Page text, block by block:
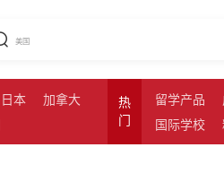
日本
加拿大
热
门
留学产品
国际学校